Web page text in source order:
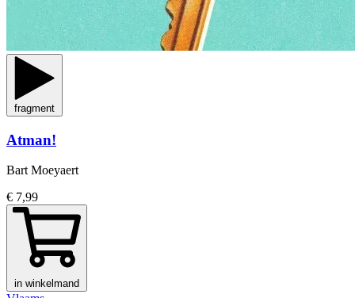
fragment
Atman!
Bart Moeyaert
€ 7,99
in winkelmand